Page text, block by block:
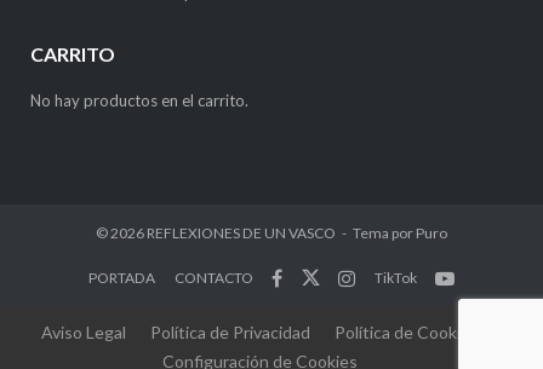
CARRITO
No hay productos en el carrito.
© 2026 REFLEXIONES DE UN VASCO Tema por Puro
PORTADA CONTACTO TikTok
Aviso Legal Política de Privacidad
Política de Cookies
Configuración de Cookies